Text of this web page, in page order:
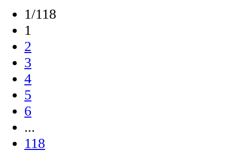
1/118
1
2
3
4
5
6
...
118